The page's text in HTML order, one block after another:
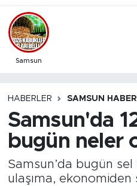
Samsun
HABERLER SAMSUN HABER
Samsun'da
bugün neler
Samsun’da bugün
ulaşıma,
Trafik Durumu
Süper Lig Puan
Son Dakika
Haber Arşivi